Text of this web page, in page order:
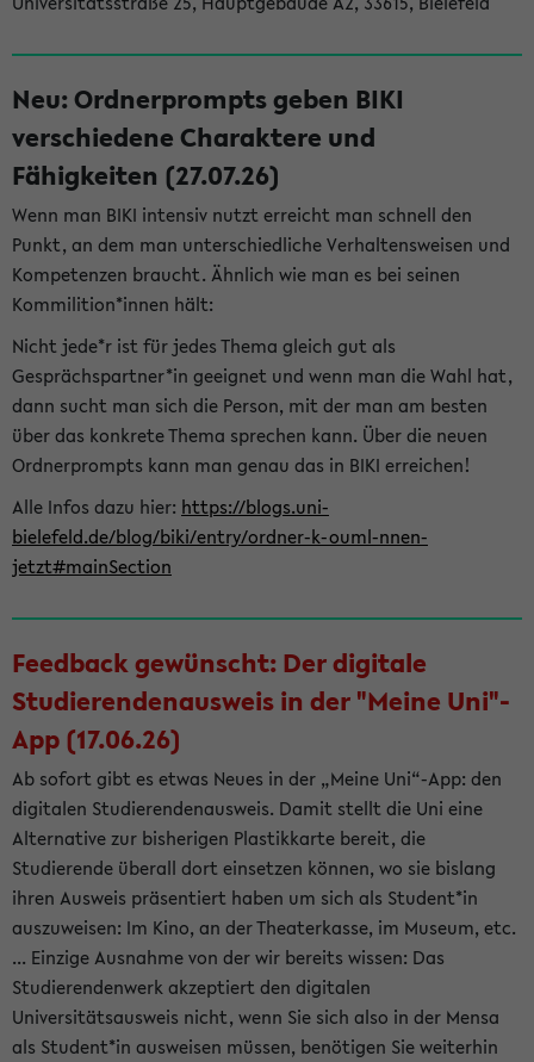
Neu: Ordnerprompts geben BIKI
verschiedene Charaktere und
Fähigkeiten (27.07.26)
Wenn man BIKI intensiv nutzt erreicht man schnell den
Punkt, an dem man unterschiedliche Verhaltensweisen und
Kompetenzen braucht. Ähnlich wie man es bei seinen
Kommilition*innen hält:
Nicht jede*r ist für jedes Thema gleich gut als
Gesprächspartner*in geeignet und wenn man die Wahl hat,
dann sucht man sich die Person, mit der man am besten
über das konkrete Thema sprechen kann. Über die neuen
Ordnerprompts kann man genau das in BIKI erreichen!
Alle Infos dazu hier: https://blogs.uni-
bielefeld.de/blog/biki/entry/ordner-k-ouml-nnen-
jetzt#mainSection
Feedback gewünscht: Der digitale
Studierendenausweis in der "Meine Uni"-
App (17.06.26)
Ab sofort gibt es etwas Neues in der „Meine Uni“-App: den
digitalen Studierendenausweis. Damit stellt die Uni eine
Alternative zur bisherigen Plastikkarte bereit, die
Studierende überall dort einsetzen können, wo sie bislang
ihren Ausweis präsentiert haben um sich als Student*in
auszuweisen: Im Kino, an der Theaterkasse, im Museum, etc.
... Einzige Ausnahme von der wir bereits wissen: Das
Studierendenwerk akzeptiert den digitalen
Universitätsausweis nicht, wenn Sie sich also in der Mensa
als Student*in ausweisen müssen, benötigen Sie weiterhin